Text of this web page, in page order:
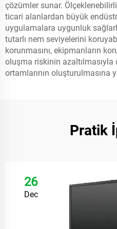
çözümler sunar.
ticari alanlardan büyük
uygulamalara uygunluk
tutarlı nem seviyelerini
korunmasını, ekipmanların
oluşma riskinin azaltılmasıyla
ortamlarının oluşturulmasına
Pratik
26
Dec